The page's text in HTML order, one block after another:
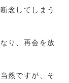
念してしまう
り、再会を放
然ですが、そ